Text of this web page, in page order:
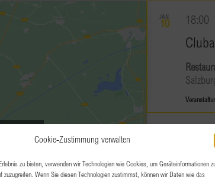
Cookie-Zustimmung verwalten
zu bieten, verwenden wir Technologien wie Cookies, um Geräteinformationen
zuzugreifen. Wenn Sie diesen Technologien zustimmst, können wir Daten wie das
und
JAN.
10 18:00